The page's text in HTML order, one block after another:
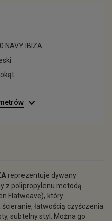
NAVY IBIZA
reprezentuje dywany
z polipropylenu metodą
Flatweave), który
łatwością czyśczenia
subtelny styl. Można go